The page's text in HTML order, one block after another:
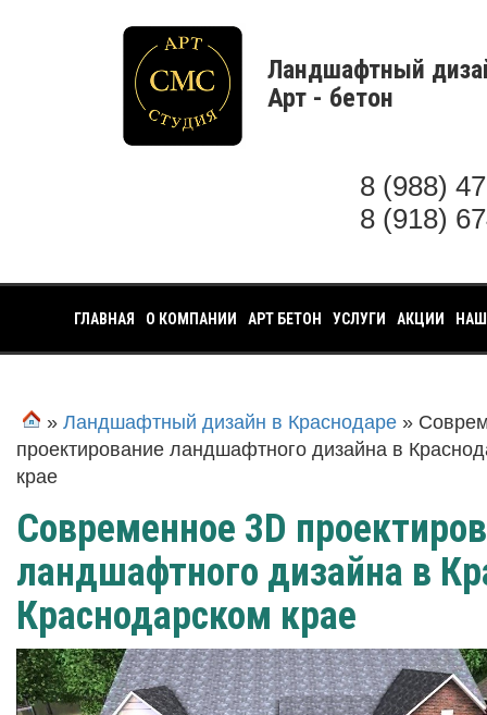
Ландшафтный
Арт - бетон
8 (988)
8 (918)
ГЛАВНАЯ О КОМПАНИИ АРТ БЕТОН УСЛУГИ АКЦИИ
» Ландшафтный дизайн в Краснодаре »
проектирование ландшафтного дизайна в
крае
Современное 3D
ландшафтного дизайна в
Краснодарском крае